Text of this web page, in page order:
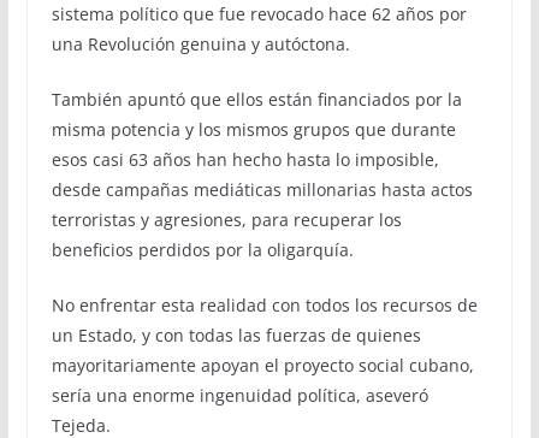
sistema político que fue revocado hace 62 años por
una Revolución genuina y autóctona.
También apuntó que ellos están financiados por la
misma potencia y los mismos grupos que durante
esos casi 63 años han hecho hasta lo imposible,
desde campañas mediáticas millonarias hasta actos
terroristas y agresiones, para recuperar los
beneficios perdidos por la oligarquía.
No enfrentar esta realidad con todos los recursos de
un Estado, y con todas las fuerzas de quienes
mayoritariamente apoyan el proyecto social cubano,
sería una enorme ingenuidad política, aseveró
Tejeda.